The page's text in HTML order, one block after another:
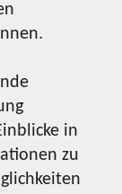
in
zu